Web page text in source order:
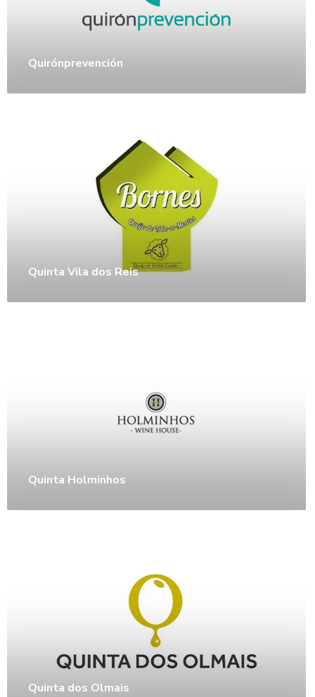
Quirónprevención
Quinta Vila dos Reis
Quinta Holminhos
Quinta dos Olmais